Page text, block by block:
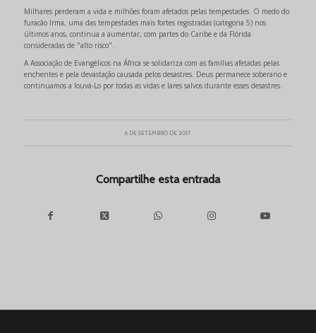
Milhares perderam a vida e milhões foram afetados pelas tempestades. O medo do
furacão Irma, uma das tempestades mais fortes registradas (categoria 5) nos
últimos anos, continua a aumentar, com partes do Caribe e da Flórida
consideradas de "alto risco".
A Associação de Evangélicos na África se solidariza com as famílias afetadas pelas
enchentes e pela devastação causada pelos desastres. Deus permanece soberano e
continuamos a louvá-Lo por todas as vidas e lares salvos durante esses desastres.
6 DE SETEMBRO DE 2017
Compartilhe esta entrada